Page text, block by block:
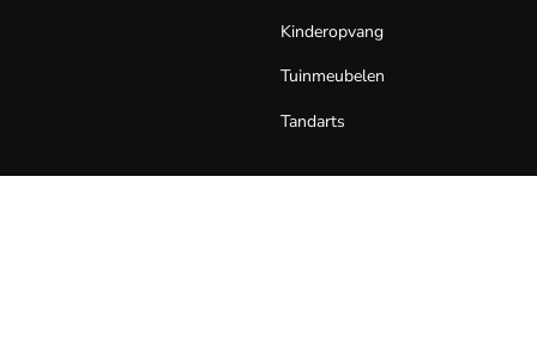
Kinderopvang
Tuinmeubelen
Tandarts